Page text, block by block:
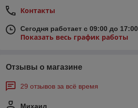
Контакты
Сегодня работает с 09:00 до 17:00
Показать весь график работы
Отзывы о магазине
29 отзывов за всё время
Михаил